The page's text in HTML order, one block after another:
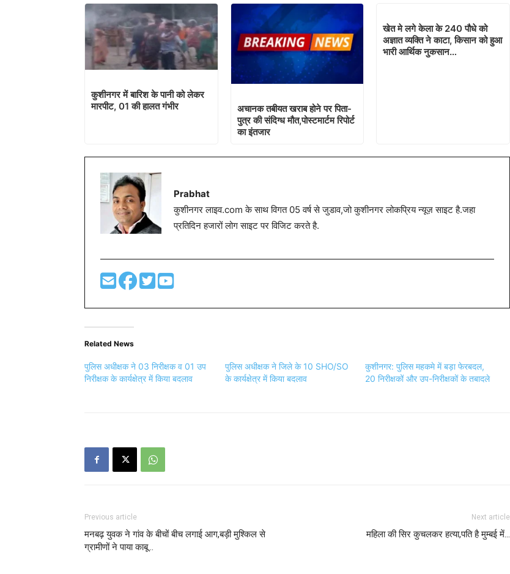
कुशीनगर में बारिश के पानी को लेकर
मारपीट, 01 की हालत गंभीर
अचानक तबीयत खराब होने पर पिता-
पुत्र की संदिग्ध मौत,पोस्टमार्टम रिपोर्ट
का इंतजार
खेत मे लगे केला के 240 पौधे को
अज्ञात व्यक्ति ने काटा, किसान को हुआ
भारी आर्थिक नुकसान…
Prabhat
कुशीनगर लाइव.com के साथ विगत 05 वर्ष से जुडाव,जो कुशीनगर लोकप्रिय न्यूज़ साइट है.जहा
प्रतिदिन हजारों लोग साइट पर विजिट करते है.
Related News
पुलिस अधीक्षक ने 03 निरीक्षक व 01 उप
निरीक्षक के कार्यक्षेत्र में किया बदलाव
पुलिस अधीक्षक ने जिले के 10 SHO/SO
के कार्यक्षेत्र में किया बदलाव
कुशीनगर: पुलिस महकमे में बड़ा फेरबदल,
20 निरीक्षकों और उप-निरीक्षकों के तबादले
Previous article
मनबढ़ युवक ने गांव के बीचों बीच लगाई आग,बड़ी मुश्किल से
ग्रामीणों ने पाया काबू…
Next article
महिला की सिर कुचलकर हत्या,पति है मुम्बई में…